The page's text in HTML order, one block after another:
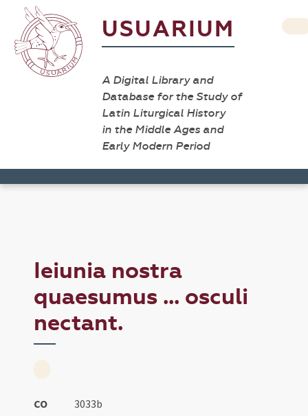
USUARIUM
A Digital Library and
Database for the Study of
Latin Liturgical History
in the Middle Ages and
Early Modern Period
Ieiunia nostra
quaesumus ... osculi
nectant.
CO
3033b